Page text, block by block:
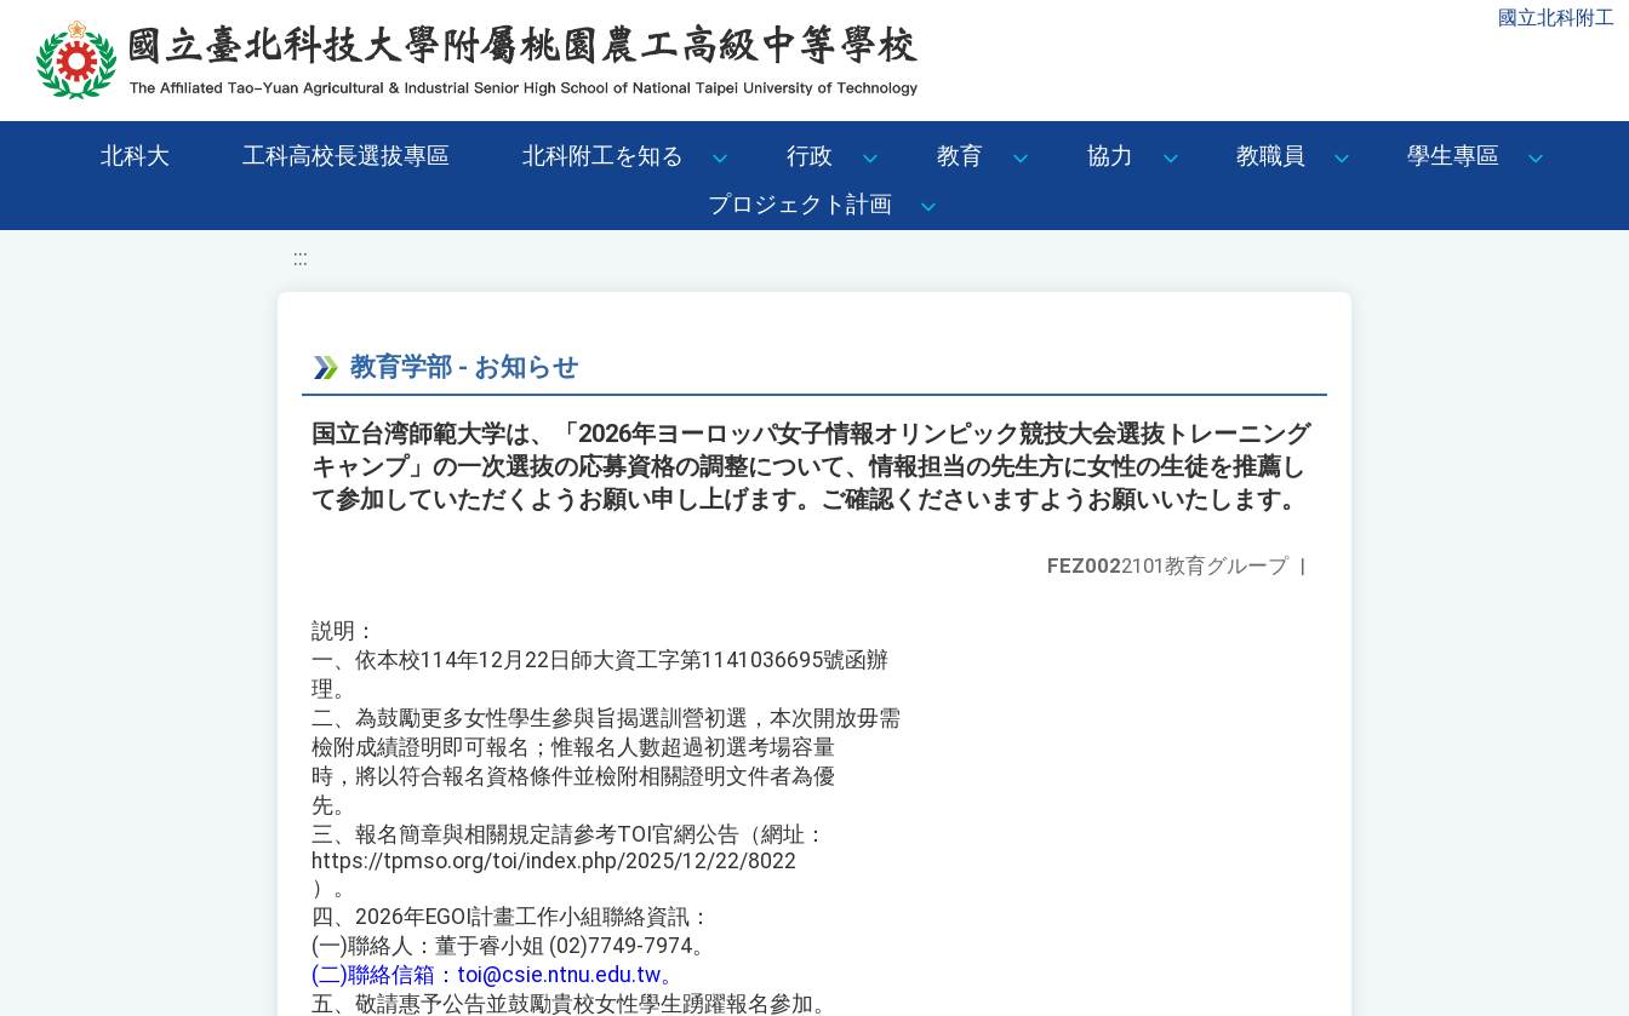
移至網頁之主要內容區位置 國立北科附工
北科大 工科高校長選拔專區 北科附工を知る 行政 教育 協力 教職員
學生專區
プロジェクト計画
:::
教育学部 - お知らせ
国立台湾師範大学は、「2026年ヨーロッパ女子情報オリンピック競技大会選抜トレーニング
キャンプ」の一次選抜の応募資格の調整について、情報担当の先生方に女性の生徒を推薦し
て参加していただくようお願い申し上げます。ご確認くださいますようお願いいたします。
FEZ0022101教育グループ |
説明：
一、依本校114年12月22日師大資工字第1141036695號函辦
理。
二、為鼓勵更多女性學生參與旨揭選訓營初選，本次開放毋需
檢附成績證明即可報名；惟報名人數超過初選考場容量
時，將以符合報名資格條件並檢附相關證明文件者為優
先。
三、報名簡章與相關規定請參考TOI官網公告（網址：
https://tpmso.org/toi/index.php/2025/12/22/8022
）。
四、2026年EGOI計畫工作小組聯絡資訊：
(一)聯絡人：董于睿小姐 (02)7749-7974。
(二)聯絡信箱：toi@csie.ntnu.edu.tw。
五、敬請惠予公告並鼓勵貴校女性學生踴躍報名參加。